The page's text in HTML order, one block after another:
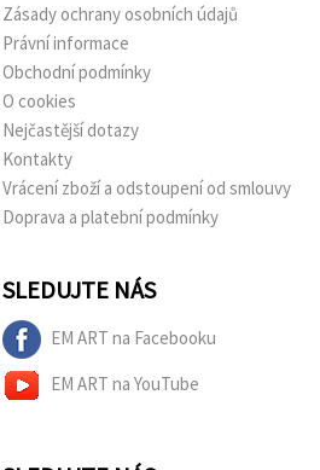
Zásady ochrany osobních údajů
Právní informace
Obchodní podmínky
O cookies
Nejčastější dotazy
Kontakty
Vrácení zboží a odstoupení od smlouvy
Doprava a platební podmínky
SLEDUJTE NÁS
EM ART na Facebooku
EM ART na YouTube